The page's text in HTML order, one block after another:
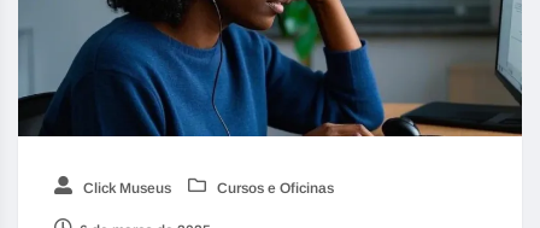
Click Museus Cursos e Oficinas